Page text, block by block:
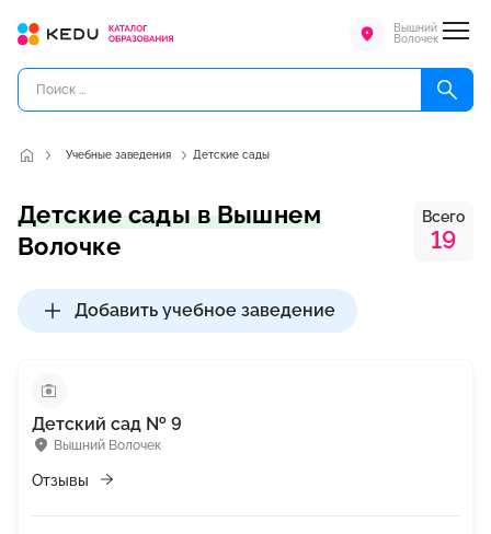
Вышний
Волочек
Учебные заведения Детские сады
Детские сады в Вышнем
Волочке
Всего
19
Добавить учебное заведение
Вышний Волочек
Детский сад № 9
Отзывы